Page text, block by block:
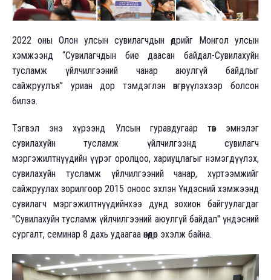
2022 оны Олон улсын сувилагчдын өдрийг Монгол улсын
хэмжээнд “Сувилагчдын бие даасан байдал-Сувилахуйн
тусламж үйлчилгээний чанар аюулгүй байдлыг
сайжруулъя” уриан дор тэмдэглэн өнгөрүүлэхээр болсон
билээ.
Тэгвэл энэ хүрээнд Улсын гуравдугаар төв эмнэлэг
сувилахуйн тусламж үйлчилгээнд сувилагч
мэргэжилтнүүдийн үүрэг оролцоо, хариуцлагыг нэмэгдүүлэх,
сувилахуйн тусламж үйлчилгээний чанар, хүртээмжийг
сайжруулах зорилгоор 2015 оноос эхлэн Үндэсний хэмжээнд
сувилагч мэргэжилтнүүдийнхээ дунд зохион байгуулагдаг
"Сувилахуйн тусламж үйлчилгээний аюулгүй байдал" үндэсний
сургалт, семинар 8 дахь удаагаа өнөөдөр эхэлж байна.